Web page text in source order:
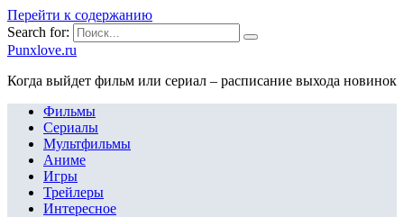
Перейти к содержанию
Search for:
Punxlove.ru
Когда выйдет фильм или сериал – расписание выхода новинок
Фильмы
Сериалы
Мультфильмы
Аниме
Игры
Трейлеры
Интересное